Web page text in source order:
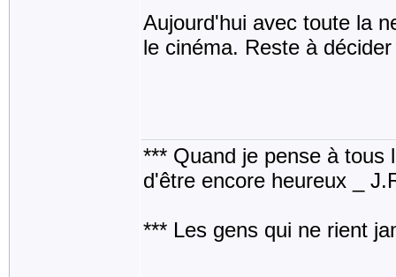
Aujourd'hui avec toute la
le cinéma. Reste à
*** Quand je pense à tous
d'être encore heureux _
*** Les gens qui ne rient